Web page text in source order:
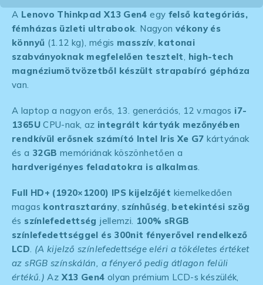
A Lenovo Thinkpad X13 Gen4 egy felső kategóriás,
fémházas üzleti ultrabook. Nagyon vékony és
könnyű (1.12 kg), mégis masszív, katonai
szabványoknak megfelelően tesztelt, high-tech
magnéziumötvözetből készült strapabíró gépháza
van.
A laptop a nagyon erős, 13. generációs, 12 v.magos i7-
1365UCPU-nak, az integrált kártyák mezőnyében
rendkívül erősnek számító Intel Iris Xe G7kártyának
és a 32GB memóriának köszönhetően a
hardverigényes feladatokra is alkalmas.
Full HD+ (1920×1200) IPS kijelzőjét kiemelkedően
magas kontrasztarány, színhűség, betekintési szög
és színlefedettség jellemzi. 100% sRGB
színlefedettséggel és 300nit fényerővel rendelkező
LCD. (A kijelző színlefedettsége eléri a tökéletes értéket
az sRGB színskálán, a fényerő pedig átlagon felüli
értékű.)Az X13 Gen4 olyan prémium LCD-s készülék,